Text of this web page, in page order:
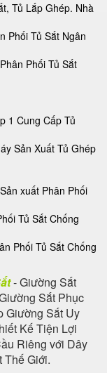
Tủ Lắp Ghép. Nhà
Phối Tủ Sắt Ngân
Phối Tủ Sắt
1 Cung Cấp Tủ
Sản Xuất Tủ Ghép
xuất Phân Phối
Tủ Sắt Chống
Phối Tủ Sắt Chống
- Giường Sắt
Sắt Phục
Giường Sắt Uy
Kế Tiện Lợi
Riêng với Dây
Thế Giới.